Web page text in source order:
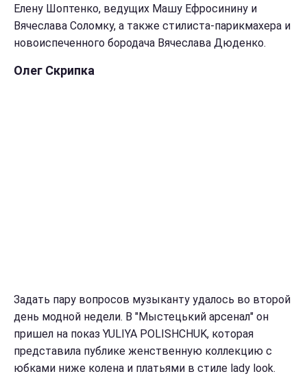
Елену Шоптенко, ведущих Машу Ефросинину и
Вячеслава Соломку, а также стилиста-парикмахера и
новоиспеченного бородача Вячеслава Дюденко.
Олег Скрипка
Задать пару вопросов музыканту удалось во второй
день модной недели. В "Мыстецький арсенал" он
пришел на показ YULIYA POLISHCHUK, которая
представила публике женственную коллекцию с
юбками ниже колена и платьями в стиле lady look.